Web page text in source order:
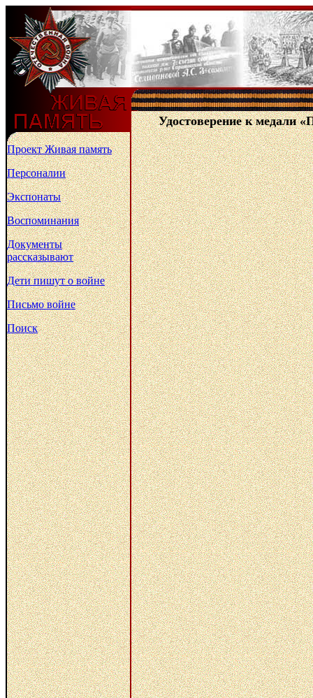
Удостоверение к медали
Проект Живая память
Персоналии
Экспонаты
Воспоминания
Документы
рассказывают
Дети пишут о войне
Письмо войне
Поиск